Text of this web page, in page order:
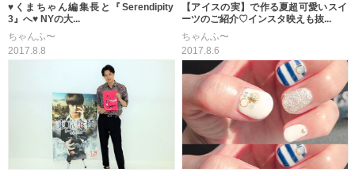
♥くまちゃん編集長と『Serendipity
3』へ♥ NYの大...
ちゃんふ〜
2017.8.8
【アイスの実】で作る夏超可愛いスイ
ーツのご紹介♡インスタ映えも抜...
ちゃんふ〜
2017.8.6